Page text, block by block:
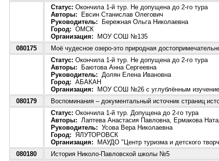
Статус: Окончила 1-й тур. Не допущена до 2-го тура
Авторы: Евсин Станислав Олегович
Руководитель: Бережная Ольга Николаевна
Город: ОМСК
Организация: МОУ СОШ №135
080175
Моё чудесное озеро-это природная
Статус: Окончила 1-й тур. Не допущена до 2-го тура
Авторы: Баютова Анна Сергеевна
Руководитель: Долян Елена Ивановна
Город: АБАКАН
Организация: МОУ СОШ №26 с углублённым
080179
Воспоминания – документальный источник страниц
Статус: Окончила 1-й тур. Допущена до 2-го тура
Авторы: Лаптева Анастасия Павловна, Ермакова
Руководитель: Усова Вера Николаевна
Город: ЯЛУТОРОВСК
Организация: МАУДО "Центр туризма и детского
080180
История Николо-Павловской школы №5